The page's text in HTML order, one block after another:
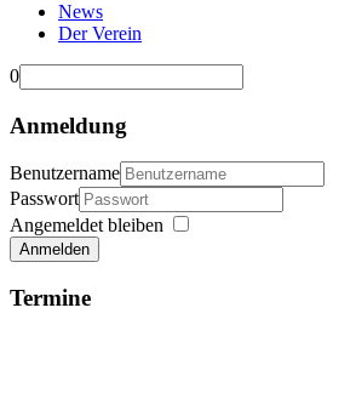
News
Der Verein
0
Anmeldung
Benutzername
Passwort
Angemeldet bleiben
Anmelden
Termine